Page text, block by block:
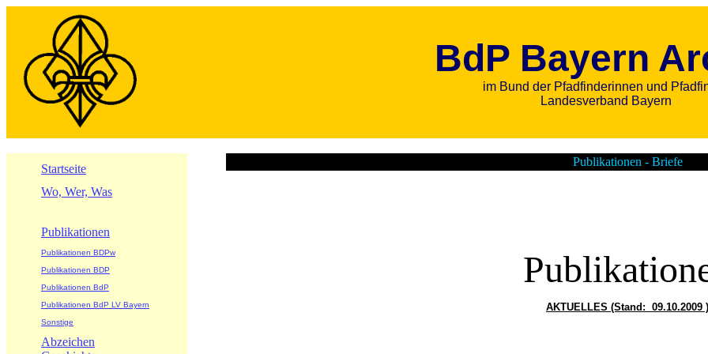
BdP Bayern
im Bund der Pfadfinderinnen und
Landesverband Bayern
Startseite
Wo, Wer, Was
Publikationen
Publikationen BDPw
Publikationen BDP
Publikationen BdP
Publikationen BdP LV Bayern
Sonstige
Abzeichen
Publikationen - Briefe
AKTUELLES (Stand: 09.10.2009 )